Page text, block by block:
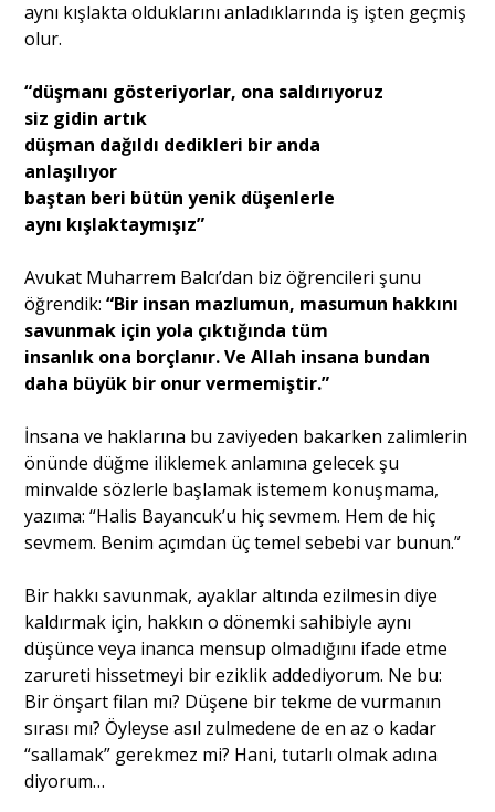
aynı kışlakta olduklarını anladıklarında iş işten geçmiş
olur.
“düşmanı gösteriyorlar, ona saldırıyoruz
siz gidin artık
düşman dağıldı dedikleri bir anda
anlaşılıyor
baştan beri bütün yenik düşenlerle
aynı kışlaktaymışız”
Avukat Muharrem Balcı’dan biz öğrencileri şunu
öğrendik: “Bir insan mazlumun, masumun hakkını
savunmak için yola çıktığında tüm
insanlık ona borçlanır. Ve Allah insana bundan
daha büyük bir onur vermemiştir.”
İnsana ve haklarına bu zaviyeden bakarken zalimlerin
önünde düğme iliklemek anlamına gelecek şu
minvalde sözlerle başlamak istemem konuşmama,
yazıma: “Halis Bayancuk’u hiç sevmem. Hem de hiç
sevmem. Benim açımdan üç temel sebebi var bunun.”
Bir hakkı savunmak, ayaklar altında ezilmesin diye
kaldırmak için, hakkın o dönemki sahibiyle aynı
düşünce veya inanca mensup olmadığını ifade etme
zarureti hissetmeyi bir eziklik addediyorum. Ne bu:
Bir önşart filan mı? Düşene bir tekme de vurmanın
sırası mı? Öyleyse asıl zulmedene de en az o kadar
“sallamak” gerekmez mi? Hani, tutarlı olmak adına
diyorum…